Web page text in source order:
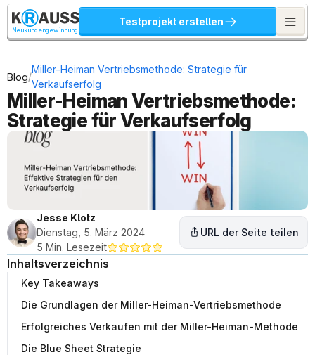
Neukundengewinnung
Testprojekt erstellen
Blog/
Miller-Heiman Vertriebsmethode: Strategie für
Verkaufserfolg
Miller-Heiman Vertriebsmethode:
Strategie für Verkaufserfolg
Jesse Klotz
Dienstag, 5. März 2024
5 Min. Lesezeit
URL der Seite teilen
Inhaltsverzeichnis
Key Takeaways
Die Grundlagen der Miller-Heiman-Vertriebsmethode
Erfolgreiches Verkaufen mit der Miller-Heiman-Methode
Die Blue Sheet Strategie